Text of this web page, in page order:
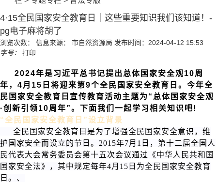
4·15全民国家安全教育日｜这些重要知识我们该知道！-
pg电子麻将胡了
浏览次数： 信息来源： 市自然资源局 发布时间：2024-04-12 15:53
字号：
打印
2024年是习近平总书记提出总体国家安全观10周
年，4月15日将迎来第9个全民国家安全教育日。今年全
民国家安全教育日宣传教育活动主题为“总体国家安全观
·创新引领10周年”。下面我们一起学习相关知识吧!
“全民国家安全教育日”设立背景
全民国家安全教育日是为了增强全民国家安全意识，维
护国家安全而设立的节日。2015年7月1日，第十二届全国人
民代表大会常务委员会第十五次会议通过 《中华人民共和国
国家安全法》
，其中规定每年4月15日为全民国家安全教育
日。、